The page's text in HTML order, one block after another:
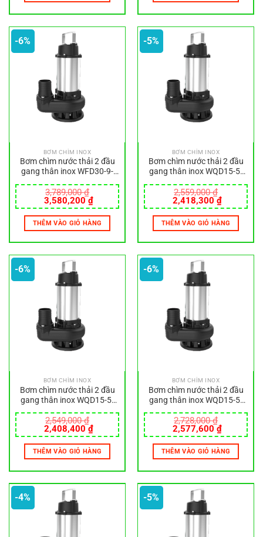
2,965,200 ₫.
-6%
BƠM CHÌM INOX
Bơm chìm nước thải 2 đầu
gang thân inox WFD30-9-
3,789,000₫
Giá
gốc
là:
3,789,000 ₫.
3,580,200 ₫Giá
hiện
tại
là:
3,580,200 ₫.
THÊM VÀO GIỎ HÀNG
-5%
BƠM CHÌM INOX
Bơm chìm nước thải 2 đầu
gang thân inox WQD15-5-
2,559,000₫
Giá
gốc
là:
2,559,000 ₫.
2,418,300 ₫Giá
hiện
tại
là:
THÊM VÀO GIỎ HÀNG
-6%
BƠM CHÌM INOX
Bơm chìm nước thải 2 đầu
gang thân inox WQD15-5-
2,549,000₫
Giá
gốc
là:
2,549,000 ₫.
2,408,400 ₫Giá
hiện
tại
là:
2,408,400 ₫.
THÊM VÀO GIỎ HÀNG
-6%
BƠM CHÌM INOX
Bơm chìm nước thải 2 đầu
gang thân inox WQD15-5-
2,728,000₫
Giá
gốc
là:
2,728,000 ₫.
2,577,600 ₫Giá
hiện
tại
là:
THÊM VÀO GIỎ HÀNG
-4% -5%